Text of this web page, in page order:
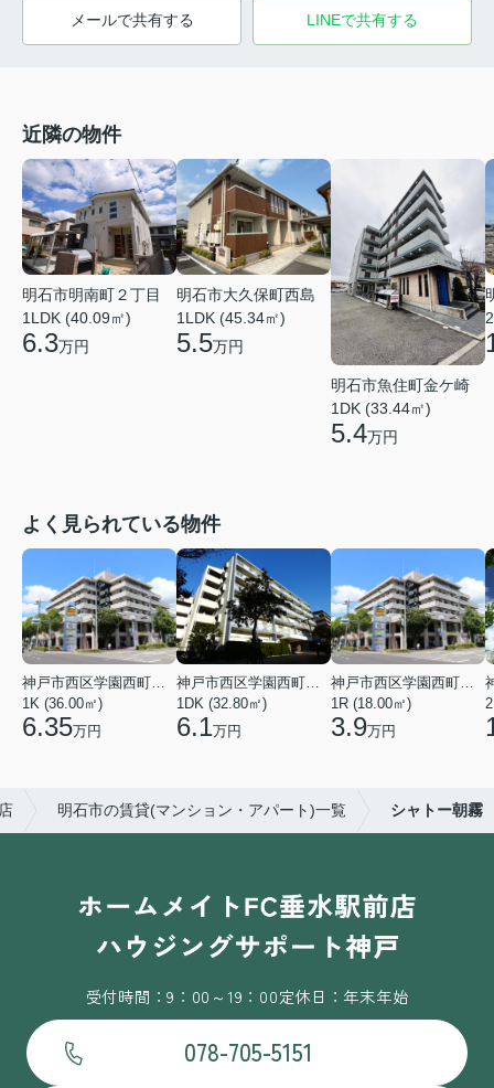
メールで共有する LINEで共有する
近隣の物件
明石市明南町２丁目
1LDK (40.09㎡)
6.3万円
明石市大久保町西島
1LDK (45.34㎡)
5.5万円
明石市魚住町金ケ崎
1DK (33.44㎡)
5.4万円
よく見られている物件
1K (36.00㎡)
6.35万円
1DK (32.80㎡)
6.1万円
1R (18.00㎡)
3.9万円
明石市の賃貸(マンション・アパート)一覧 シャトー朝霧
受付時間：9：00～19：00定休日：年末年始
078-705-5151